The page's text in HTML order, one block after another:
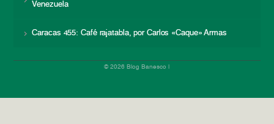
Venezuela
Caracas 455: Café rajatabla, por Carlos «Caque» Armas
© 2026 Blog Banesco |